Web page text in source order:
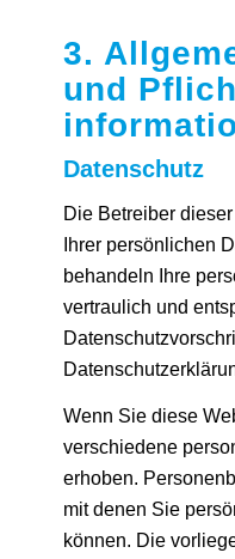
3.
und
Datenschutz
Die Betreiber
Ihrer persönlichen
behandeln Ihre
vertraulich und
Wenn Sie diese
verschiedene
erhoben.
mit denen Sie
können. Die